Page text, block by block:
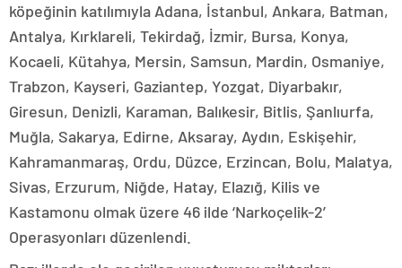
köpeğinin katılımıyla Adana, İstanbul, Ankara, Batman,
Antalya, Kırklareli, Tekirdağ, İzmir, Bursa, Konya,
Kocaeli, Kütahya, Mersin, Samsun, Mardin, Osmaniye,
Trabzon, Kayseri, Gaziantep, Yozgat, Diyarbakır,
Giresun, Denizli, Karaman, Balıkesir, Bitlis, Şanlıurfa,
Muğla, Sakarya, Edirne, Aksaray, Aydın, Eskişehir,
Kahramanmaraş, Ordu, Düzce, Erzincan, Bolu, Malatya,
Sivas, Erzurum, Niğde, Hatay, Elazığ, Kilis ve
Kastamonu olmak üzere 46 ilde ‘Narkoçelik-2’
Operasyonları düzenlendi.